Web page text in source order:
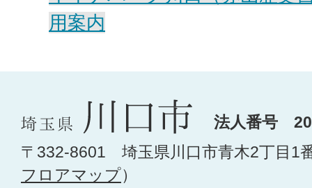
用案内
法人番号
〒332-8601 埼玉県川口市青木2丁目1
フロアマップ）